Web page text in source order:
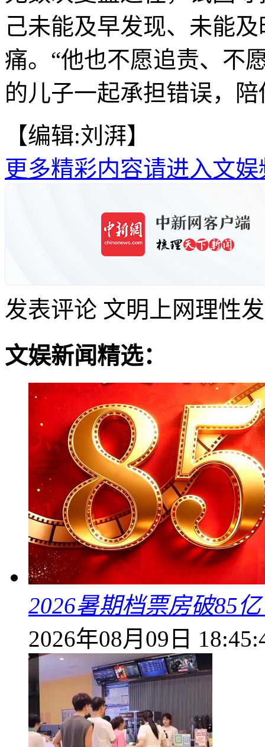
己未能及早发现、未能
痛。“他也不愿追责、不
的儿子一起承担错误，
【编辑:刘湃】
更多精彩内容请进入文娱
发表评论 文明上网理性
文娱新闻精选：
2026暑期档票房破85
2026年08月09日